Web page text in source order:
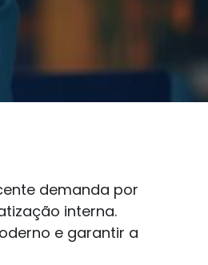
demanda por
interna.
e garantir a